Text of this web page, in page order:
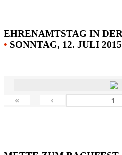
EHRENAMTSTAG IN
• SONNTAG, 12. JULI 2015
« ‹